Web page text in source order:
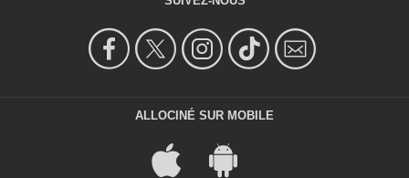
ALLOCINÉ SUR MOBILE